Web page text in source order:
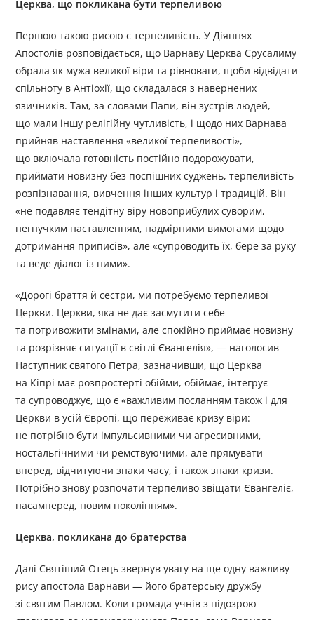
Церква, що покликана бути терпеливою
Першою такою рисою є терпеливість. У Діяннях
Апостолів розповідається, що Варнаву Церква Єрусалиму
обрала як мужа великої віри та рівноваги, щоби відвідати
спільноту в Антіохії, що складалася з навернених
язичників. Там, за словами Папи, він зустрів людей,
що мали іншу релігійну чутливість, і щодо них Варнава
прийняв наставлення «великої терпеливості»,
що включала готовність постійно подорожувати,
приймати новизну без поспішних суджень, терпеливість
розпізнавання, вивчення інших культур і традицій. Він
«не подавляє тендітну віру новоприбулих суворим,
негнучким наставленням, надмірними вимогами щодо
дотримання приписів», але «супроводить їх, бере за руку
та веде діалог із ними».
«Дорогі браття й сестри, ми потребуємо терпеливої
Церкви. Церкви, яка не дає засмутити себе
та потривожити змінами, але спокійно приймає новизну
та розрізняє ситуації в світлі Євангелія», — наголосив
Наступник святого Петра, зазначивши, що Церква
на Кіпрі має розпростерті обійми, обіймає, інтегрує
та супроводжує, що є «важливим посланням також і для
Церкви в усій Європі, що переживає кризу віри:
не потрібно бути імпульсивними чи агресивними,
ностальгічними чи ремствуючими, але прямувати
вперед, відчитуючи знаки часу, і також знаки кризи.
Потрібно знову розпочати терпеливо звіщати Євангеліє,
насамперед, новим поколінням».
Церква, покликана до братерства
Далі Святіший Отець звернув увагу на ще одну важливу
рису апостола Варнави — його братерську дружбу
зі святим Павлом. Коли громада учнів з підозрою